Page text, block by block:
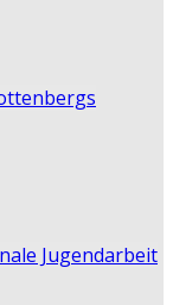
Jugendarbeit